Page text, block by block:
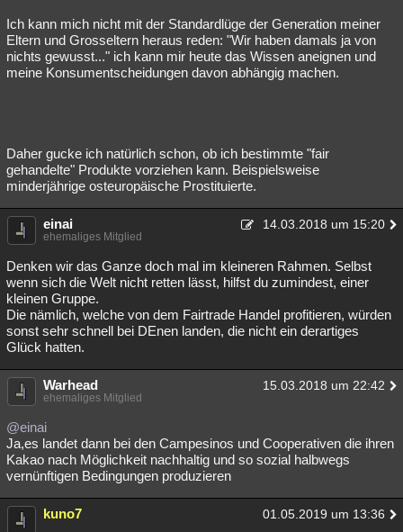
Ich kann mich nicht mit der Standardlüge der Generation meiner
Eltern und Grosseltern heraus reden: "Wir haben damals ja von
nichts gewusst..." ich kann mir heute das Wissen aneignen und
meine Konsumentscheidungen davon abhängig machen.
Daher gucke ich natürlich schon, ob ich bestimmte "fair
gehandelte" Produkte vorziehen kann. Beispielsweise
minderjährige osteuropäische Prostituierte.
einai 14.03.2018 um 15:20
ehemaliges Mitglied
Denken wir das Ganze doch mal im kleineren Rahmen. Selbst
wenn sich die Welt nicht retten lässt, hilfst du zumindest, einer
kleinen Gruppe.
Die nämlich, welche von dem Fairtrade Handel profitieren, würden
sonst sehr schnell bei DEnen landen, die nicht ein derartiges
Glück hatten.
Warhead 15.03.2018 um 22:42
ehemaliges Mitglied
@einai
Ja,es landet dann bei den Campesinos und Cooperativen die ihren
Kakao nach Möglichkeit nachhaltig und so sozial halbwegs
vernünftigen Bedingungen produzieren
kuno7 01.05.2019 um 13:36